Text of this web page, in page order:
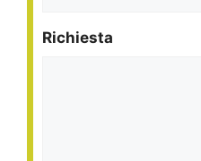
Richiesta